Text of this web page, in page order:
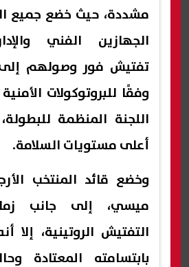
مشددة، حيث خضع جميع
الجهازين الفني
تفتيش فور وصولهم إلى
وفقًا للبروتوكولات
اللجنة المنظمة
أعلى مستويات السلامة.
وخضع قائد المنتخب
ميسي، إلى جانب
التفتيش الروتينية، إلا
بابتسامته المعتادة